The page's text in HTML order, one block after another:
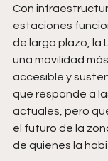
Con
estaciones
de largo plazo, la
una movilidad
accesible y
que responde a
actuales, pero
el futuro de la
de quienes la